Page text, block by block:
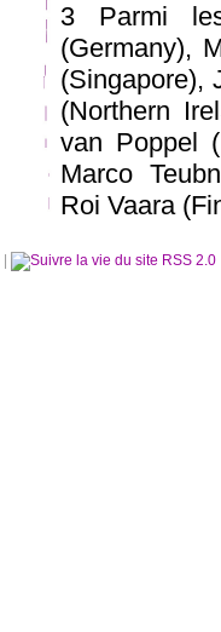
3 Parmi
(Germany),
(Singapore),
(Northern
van Poppel
Marco
Roi Vaara
RSS 2.0